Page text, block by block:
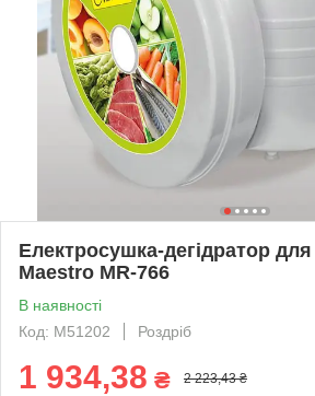
Електросушка-дегідратор
Maestro MR-766
В наявності
Код: М51202
Роздріб
1 934,38 ₴ 2 223,43 ₴